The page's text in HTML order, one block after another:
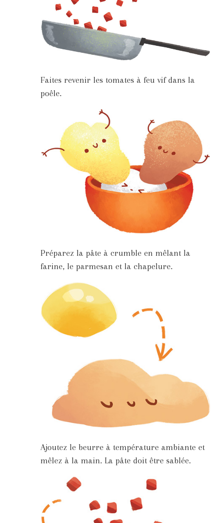
Faites revenir les tomates à feu vif dans la
poêle.
Préparez la pâte à crumble en mêlant la
farine, le parmesan et la chapelure.
Ajoutez le beurre à température ambiante et
mêlez à la main. La pâte doit être sablée.